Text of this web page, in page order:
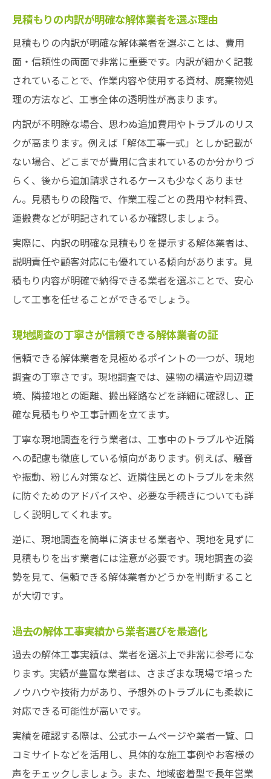
見積もりの内訳が明確な解体業者を選ぶ理由
見積もりの内訳が明確な解体業者を選ぶことは、費用
面・信頼性の両面で非常に重要です。内訳が細かく記載
されていることで、作業内容や使用する資材、廃棄物処
理の方法など、工事全体の透明性が高まります。
内訳が不明瞭な場合、思わぬ追加費用やトラブルのリス
クが高まります。例えば「解体工事一式」としか記載が
ない場合、どこまでが費用に含まれているのか分かりづ
らく、後から追加請求されるケースも少なくありませ
ん。見積もりの段階で、作業工程ごとの費用や材料費、
運搬費などが明記されているか確認しましょう。
実際に、内訳の明確な見積もりを提示する解体業者は、
説明責任や顧客対応にも優れている傾向があります。見
積もり内容が明確で納得できる業者を選ぶことで、安心
して工事を任せることができるでしょう。
現地調査の丁寧さが信頼できる解体業者の証
信頼できる解体業者を見極めるポイントの一つが、現地
調査の丁寧さです。現地調査では、建物の構造や周辺環
境、隣接地との距離、搬出経路などを詳細に確認し、正
確な見積もりや工事計画を立てます。
丁寧な現地調査を行う業者は、工事中のトラブルや近隣
への配慮も徹底している傾向があります。例えば、騒音
や振動、粉じん対策など、近隣住民とのトラブルを未然
に防ぐためのアドバイスや、必要な手続きについても詳
しく説明してくれます。
逆に、現地調査を簡単に済ませる業者や、現地を見ずに
見積もりを出す業者には注意が必要です。現地調査の姿
勢を見て、信頼できる解体業者かどうかを判断すること
が大切です。
過去の解体工事実績から業者選びを最適化
過去の解体工事実績は、業者を選ぶ上で非常に参考にな
ります。実績が豊富な業者は、さまざまな現場で培った
ノウハウや技術力があり、予想外のトラブルにも柔軟に
対応できる可能性が高いです。
実績を確認する際は、公式ホームページや業者一覧、口
コミサイトなどを活用し、具体的な施工事例やお客様の
声をチェックしましょう。また、地域密着型で長年営業